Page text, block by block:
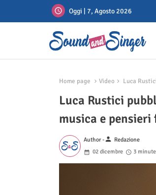
Oggi | 7, Agosto 2026
Home page Video Luca
Luca Rustici
musica e
Author -person Redazione
02 dicembre
3